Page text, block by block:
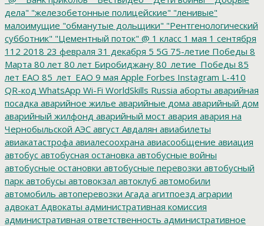
дела" "железобетонные полицейские" "ленивые"
малоимущие "обманутые дольщики" "Рентгенологический
субботник" "Цементный поток" @ 1 класс 1 мая 1 сентября
112 2018 23 февраля 31 декабря 5 5G 75-летие Победы 8
Марта 80 лет 80 лет Биробиджану 80_летие_Победы 85
лет ЕАО 85_лет_ЕАО 9 мая Apple Forbes Instagram L-410
QR-код WhatsApp Wi-Fi WorldSkills Russia аборты аварийная
посадка аварийное жилье аварийные дома аварийный дом
аварийный жилфонд аварийный мост авария авария на
Чернобыльской АЭС август Авдалян авиабилеты
авиакатастрофа авиалесоохрана авиасообщение авиация
автобус автобусная остановка автобусные войны
автобусные остановки автобусные перевозки автобусный
парк автобусы автовокзал автоклуб автомобили
автомобиль автоперевозки Агада агитпоезд аграрии
адвокат Адвокаты административная комиссия
административная ответственность административное